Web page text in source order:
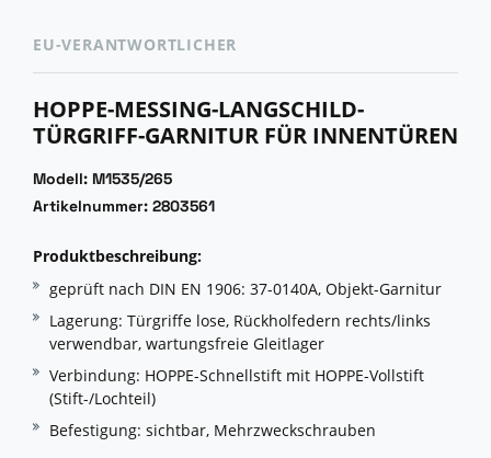
EU-VERANTWORTLICHER
HOPPE-MESSING-LANGSCHILD-
TÜRGRIFF-GARNITUR FÜR INNENTÜREN
Modell: M1535/265
Artikelnummer: 2803561
Produktbeschreibung:
geprüft nach DIN EN 1906: 37-0140A, Objekt-Garnitur
Lagerung: Türgriffe lose, Rückholfedern rechts/links
verwendbar, wartungsfreie Gleitlager
Verbindung: HOPPE-Schnellstift mit HOPPE-Vollstift
(Stift-/Lochteil)
Befestigung: sichtbar, Mehrzweckschrauben